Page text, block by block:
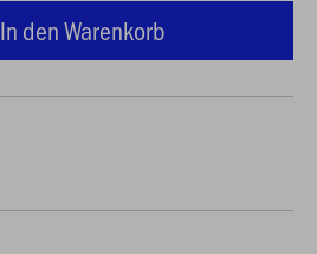
In den Warenkorb